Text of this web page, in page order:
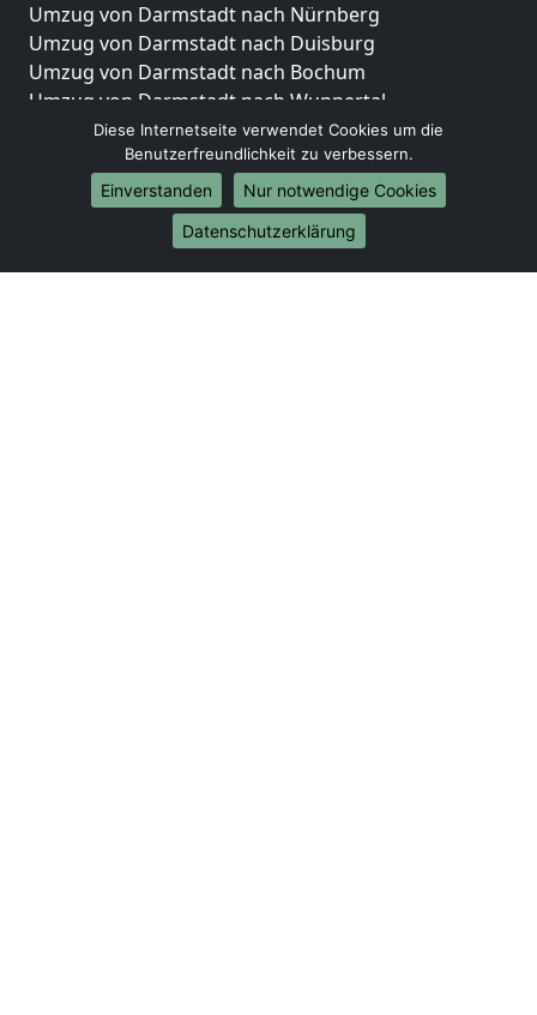
Umzug von Darmstadt nach Nürnberg
Umzug von Darmstadt nach Duisburg
Umzug von Darmstadt nach Bochum
Umzug von Darmstadt nach Wuppertal
Umzug von Darmstadt nach Bielefeld
Umzug von Darmstadt nach Bonn
Umzug von Darmstadt nach Münster
Internationale-Umzüge
Umzug von Darmstadt nach Brasilien
Diese Internetseite verwendet Cookies um die
Benutzerfreundlichkeit zu verbessern.
Einverstanden
Nur notwendige Cookies
Datenschutzerklärung